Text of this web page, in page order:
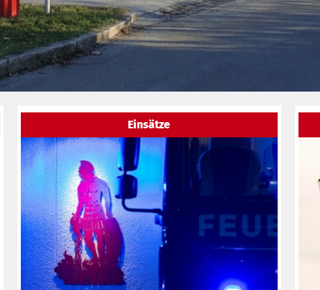
Freiwillige
Helfen in Not ist
Einsätze